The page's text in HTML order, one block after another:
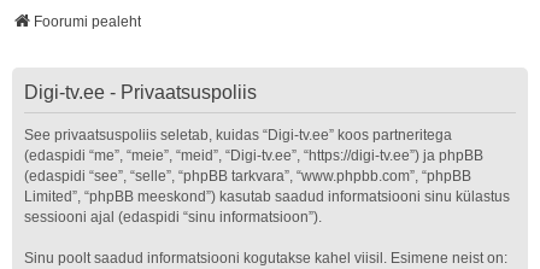
Foorumi pealeht
Digi-tv.ee - Privaatsuspoliis
See privaatsuspoliis seletab, kuidas “Digi-tv.ee” koos partneritega
(edaspidi “me”, “meie”, “meid”, “Digi-tv.ee”, “https://digi-tv.ee”) ja phpBB
(edaspidi “see”, “selle”, “phpBB tarkvara”, “www.phpbb.com”, “phpBB
Limited”, “phpBB meeskond”) kasutab saadud informatsiooni sinu külastus
sessiooni ajal (edaspidi “sinu informatsioon”).
Sinu poolt saadud informatsiooni kogutakse kahel viisil. Esimene neist on: